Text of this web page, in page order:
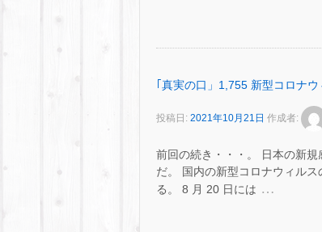
｢真実の口」1,755 新型コロナウ
投稿日: 2021年10月21日 作成者:
前回の続き・・・。 日本の新
だ。 国内の新型コロナウィル
る。 8 月 20 日には …